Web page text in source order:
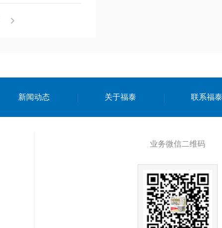
新闻动态 关于福泰 联系福泰
业务微信二维码